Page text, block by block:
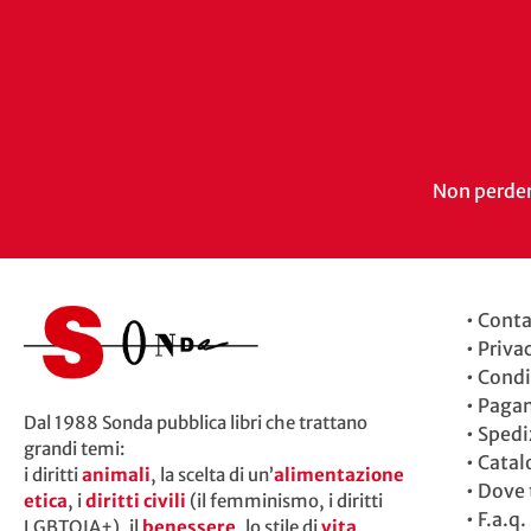
Non
Dal 1988 Sonda pubblica libri che trattano
grandi temi:
i dirittianimali, la scelta di un’alimentazione
etica, idiritti civili (il femminismo, i diritti
•
•
•
•
•
•
•
• F.a.q.